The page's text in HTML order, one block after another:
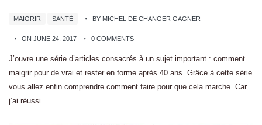
MAIGRIR SANTÉ BY MICHEL DE CHANGER GAGNER
ON JUNE 24, 2017 0 COMMENTS
J’ouvre une série d’articles consacrés à un sujet important : comment
maigrir pour de vrai et rester en forme après 40 ans. Grâce à cette série
vous allez enfin comprendre comment faire pour que cela marche. Car
j’ai réussi.